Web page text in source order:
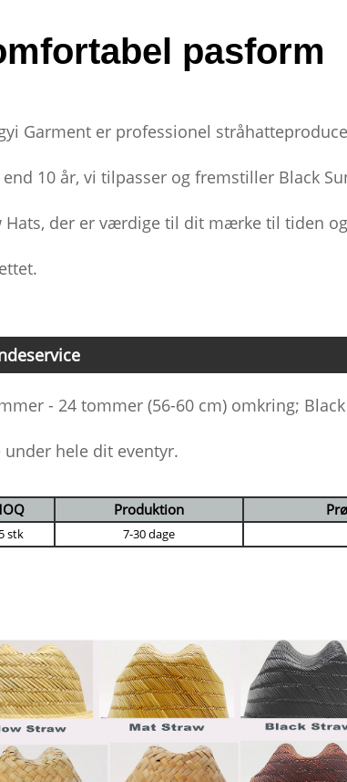
pasform
Garment er professionel
10 år, vi tilpasser og fremstiller Black
Hats, der er værdige til dit mærke til tiden
- 24 tommer (56-60 cm) omkring;
under hele dit eventyr.
Produktion
stk 7-30 dage